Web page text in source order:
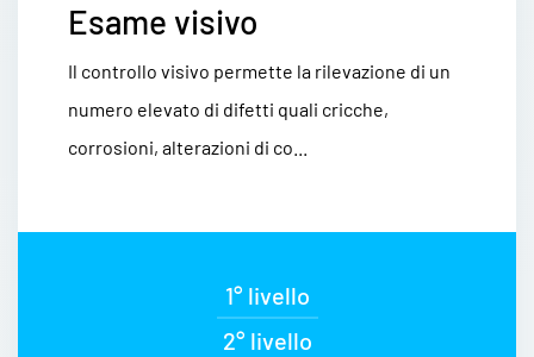
Esame visivo
Il controllo visivo permette la rilevazione di un
numero elevato di difetti quali cricche,
corrosioni, alterazioni di co...
1° livello
2° livello